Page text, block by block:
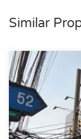
Similar